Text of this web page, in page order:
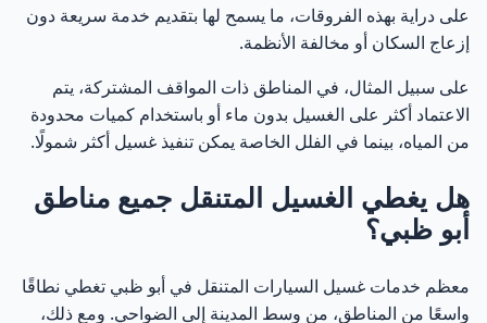
على دراية بهذه الفروقات، ما يسمح لها بتقديم خدمة سريعة دون
إزعاج السكان أو مخالفة الأنظمة.
على سبيل المثال، في المناطق ذات المواقف المشتركة، يتم
الاعتماد أكثر على الغسيل بدون ماء أو باستخدام كميات محدودة
من المياه، بينما في الفلل الخاصة يمكن تنفيذ غسيل أكثر شمولًا.
هل يغطي الغسيل المتنقل جميع مناطق
أبو ظبي؟
معظم خدمات غسيل السيارات المتنقل في أبو ظبي تغطي نطاقًا
واسعًا من المناطق، من وسط المدينة إلى الضواحي. ومع ذلك،